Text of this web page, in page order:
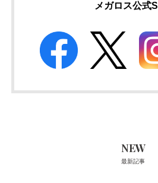
メガロス公式
NEW
最新記事